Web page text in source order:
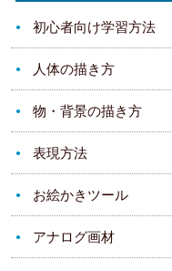
初心者向け学習方法
人体の描き方
物・背景の描き方
表現方法
お絵かきツール
アナログ画材